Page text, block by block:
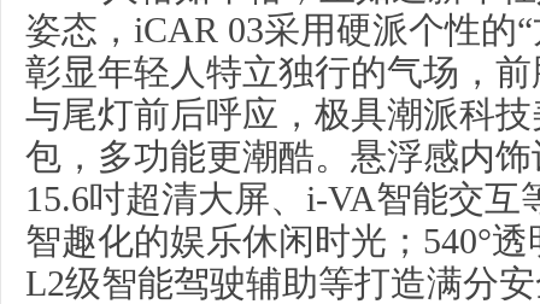
姿态，iCAR 03采用硬派个性的
彰显年轻人特立独行的气场，
与尾灯前后呼应，极具潮派科
包，多功能更潮酷。悬浮感内
15.6吋超清大屏、i-VA智能交互
智趣化的娱乐休闲时光；540°
L2级智能驾驶辅助等打造满分